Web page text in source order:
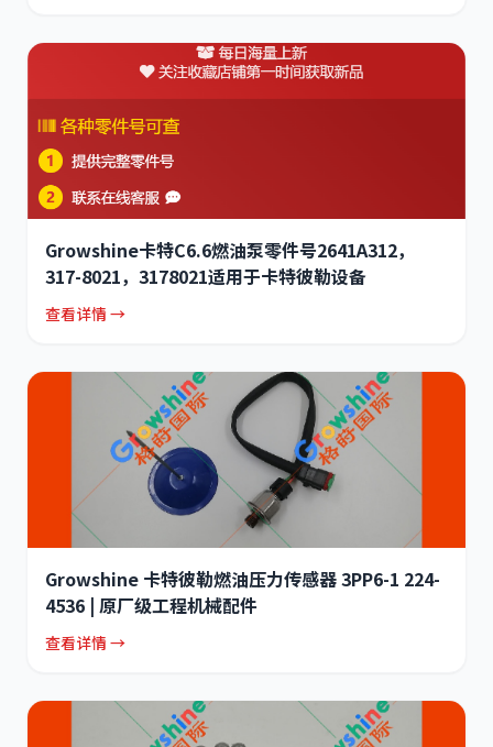
Growshine卡特C6.6燃油泵零件号2641A312，
317-8021，3178021适用于卡特彼勒设备
查看详情 →
Growshine 卡特彼勒燃油压力传感器 3PP6-1 224-
4536 | 原厂级工程机械配件
查看详情 →